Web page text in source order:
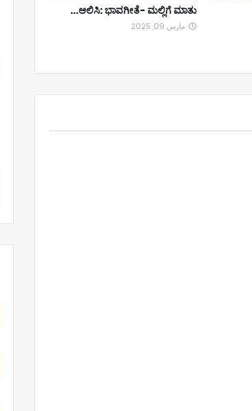
ಆಲಿಸಿ: ಭಾವಗೀತೆ- ಮಲ್ಲಿಗೆ ಮಾತು...
مارس 09, 2025